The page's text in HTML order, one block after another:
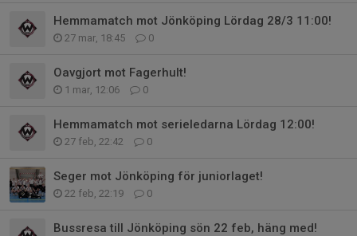
Hemmamatch mot Jönköping Lördag 28/3 11:00!
27 mar, 18:45 0
Oavgjort mot Fagerhult!
1 mar, 12:06 0
Hemmamatch mot serieledarna Lördag 12:00!
27 feb, 22:42 0
Seger mot Jönköping för juniorlaget!
22 feb, 22:19 0
Bussresa till Jönköping sön 22 feb, häng med!